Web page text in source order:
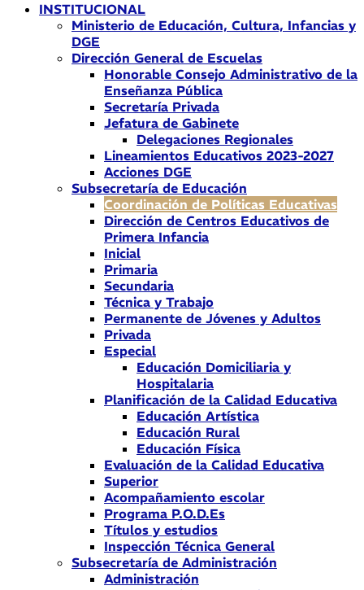
INSTITUCIONAL
Ministerio de Educación, Cultura, Infancias y
DGE
Dirección General de Escuelas
Honorable Consejo Administrativo de la
Enseñanza Pública
Secretaría Privada
Jefatura de Gabinete
Delegaciones Regionales
Lineamientos Educativos 2023-2027
Acciones DGE
Subsecretaría de Educación
Coordinación de Políticas Educativas
Dirección de Centros Educativos de
Primera Infancia
Inicial
Primaria
Secundaria
Técnica y Trabajo
Permanente de Jóvenes y Adultos
Privada
Especial
Educación Domiciliaria y
Hospitalaria
Planificación de la Calidad Educativa
Educación Artística
Educación Rural
Educación Física
Evaluación de la Calidad Educativa
Superior
Acompañamiento escolar
Programa P.O.D.Es
Títulos y estudios
Inspección Técnica General
Subsecretaría de Administración
Administración